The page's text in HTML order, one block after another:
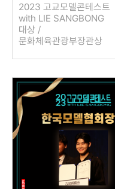
2023 고교모델콘테스트
with LIE SANGBONG
대상 /
문화체육관광부장관상